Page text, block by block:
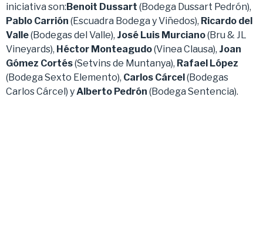
iniciativa son:Benoit Dussart (Bodega Dussart Pedrón),
Pablo Carrión (Escuadra Bodega y Viñedos), Ricardo del
Valle(Bodegas del Valle), José Luis Murciano(Bru & JL
Vineyards), Héctor Monteagudo(Vinea Clausa), Joan
Gómez Cortés(Setvins de Muntanya), Rafael López
(Bodega Sexto Elemento), Carlos Cárcel(Bodegas
Carlos Cárcel) yAlberto Pedrón (Bodega Sentencia).